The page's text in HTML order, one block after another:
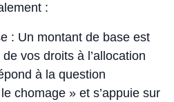
:
: Un montant de base est
vos droits à l’allocation
à la question
chomage » et s’appuie sur